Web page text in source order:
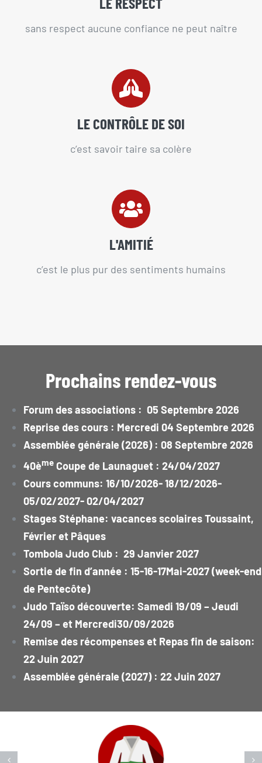
sans respect aucune confiance ne peut naître
LE CONTRÔLE DE SOI
c’est savoir taire sa colère
L'AMITIÉ
c’est le plus pur des sentiments humains
Prochains rendez-vous
Forum des associations : 05 Septembre 2026
Reprise des cours : Mercredi 04 Septembre 2026
Assemblée générale (2026) : 08 Septembre 2026
40ème Coupe de Launaguet : 24/04/2027
Cours communs: 16/10/2026- 18/12/2026-
05/02/2027- 02/04/2027
Stages Stéphane: vacances scolaires Toussaint,
Février et Pâques
Tombola Judo Club : 29 Janvier 2027
Sortie de fin d’année : 15-16-17Mai-2027 (week-end
de Pentecôte)
Judo Taïso découverte: Samedi 19/09 – Jeudi
24/09 – et Mercredi30/09/2026
Remise des récompenses et Repas fin de saison:
22 Juin 2027
Assemblée générale (2027) : 22 Juin 2027